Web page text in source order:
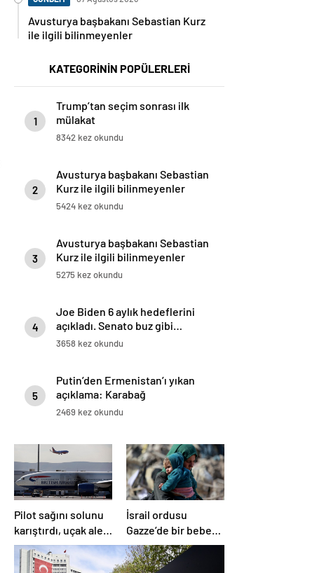
Avusturya başbakanı Sebastian Kurz
ile ilgili bilinmeyenler
KATEGORİNİN POPÜLERLERİ
1
Trump’tan seçim sonrası ilk
mülakat
8342 kez okundu
2
Avusturya başbakanı Sebastian
Kurz ile ilgili bilinmeyenler
5424 kez okundu
3
Avusturya başbakanı Sebastian
Kurz ile ilgili bilinmeyenler
5275 kez okundu
4
Joe Biden 6 aylık hedeflerini
açıkladı. Senato buz gibi…
3658 kez okundu
5
Putin’den Ermenistan’ı yıkan
açıklama: Karabağ
Azerbaycan’ın ayrılmaz bir
2469 kez okundu
Pilot sağını solunu
karıştırdı, uçak alev
aldı
İsrail ordusu
Gazze’de bir bebek
daha öldürdü